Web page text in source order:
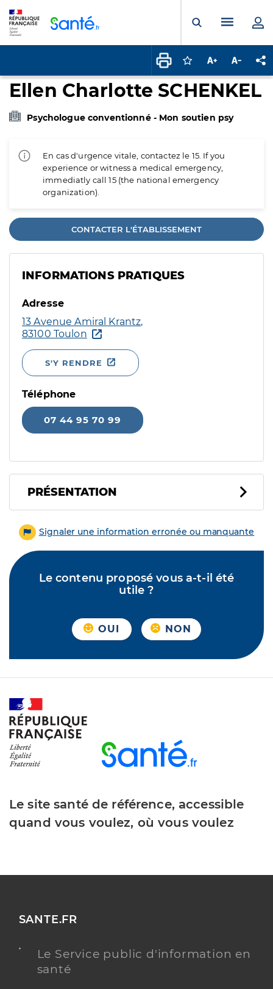
Ouvrir laMenu
Connectez-vous
Augmenter la
Ellen Charlotte SCHENKEL
Psychologue conventionné - Mon soutien psy
En cas d'urgence vitale, contactez le 15. If you
experience or witness a medical emergency,
immediatly call 15 (the national emergency
organization).
CONTACTER L'ÉTABLISSEMENT
INFORMATIONS PRATIQUES
Adresse
13 Avenue Amiral Krantz,
83100 Toulon
S'Y RENDRE
Téléphone
07 44 95 70 99
PRÉSENTATION
Signaler une information erronée ou manquante
Le contenu proposé vous a-t-il été
utile ?
OUI NON
Le site santé de référence, accessible
quand vous voulez, où vous voulez
SANTE.FR
Le Service public d'information en
santé